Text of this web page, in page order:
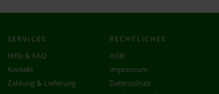
SERVICES
Hilfe & FAQ
Kontakt
Zahlung & Lieferung
RECHTLICHES
AGB
Impressum
Datenschutz